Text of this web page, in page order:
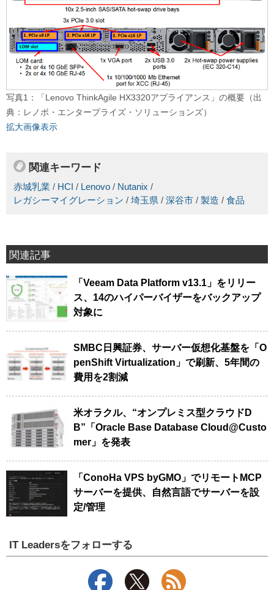
写真1：「Lenovo ThinkAgile HX3320アプライアンス」の概要（出
典：レノボ・エンタープライズ・ソリューションズ）
拡大画像表示
関連キーワード
赤城乳業 / HCI / Lenovo / Nutanix /
レガシーマイグレーション / 埼玉県 / 深谷市 / 製造 / 食品
関連記事
「Veeam Data Platform v13.1」をリリー
ス、14のハイパーバイザーをバックアップ
対象に
SMBC日興証券、サーバー仮想化基盤を「O
penShift Virtualization」で刷新、5年間の
費用を2割減
米オラクル、“オンプレミス型クラウドD
B”「Oracle Base Database Cloud@Custo
mer」を発表
「ConoHa VPS byGMO」でリモートMCP
サーバーを提供、自然言語でサーバーを設
定/管理
IT Leadersをフォローする